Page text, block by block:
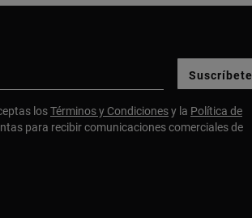
Suscríbete
losTérminos y Condicionesy la Política de
para recibir comunicaciones comerciales de